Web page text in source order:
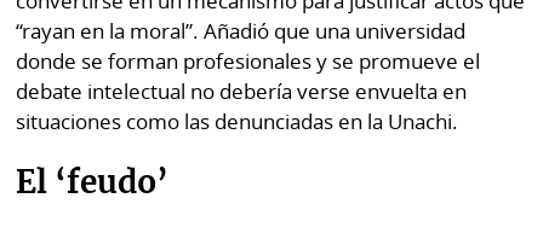
“rayan en la moral”. Añadió que una universidad
donde se forman profesionales y se promueve el
debate intelectual no debería verse envuelta en
situaciones como las denunciadas en la Unachi.
El ‘feudo’